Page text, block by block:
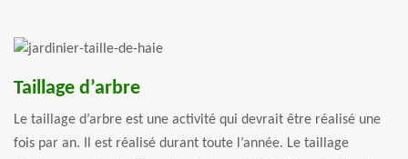
Taillage d’arbre
Le taillage d’arbre est une activité qui devrait être réalisé une
fois par an. Il est réalisé durant toute l’année. Le taillage